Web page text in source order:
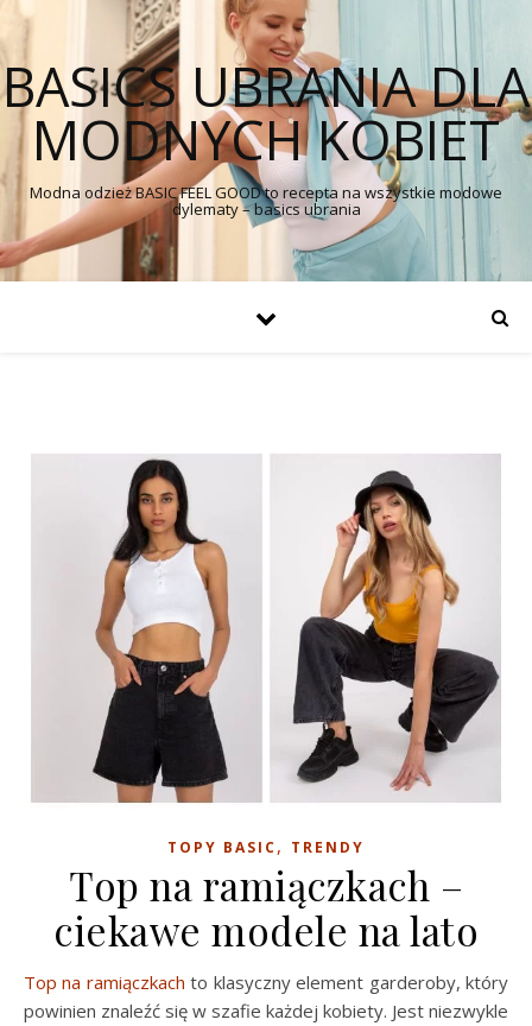
BASICS UBRANIA DLA
MODNYCH KOBIET
Modna odzież BASIC FEEL GOOD to recepta na wszystkie modowe
dylematy – basics ubrania
TOPY BASIC, TRENDY
Top na ramiączkach –
ciekawe modele na lato
Top na ramiączkach to klasyczny element garderoby, który
powinien znaleźć się w szafie każdej kobiety. Jest niezwykle